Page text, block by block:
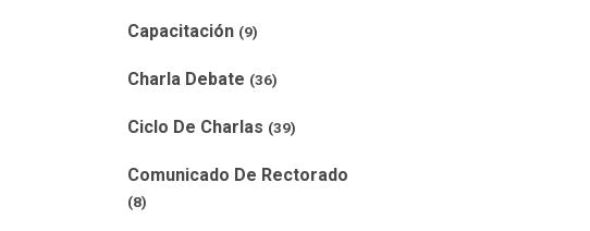
Capacitación (9)
Charla Debate (36)
Ciclo De Charlas (39)
Comunicado De Rectorado
(8)